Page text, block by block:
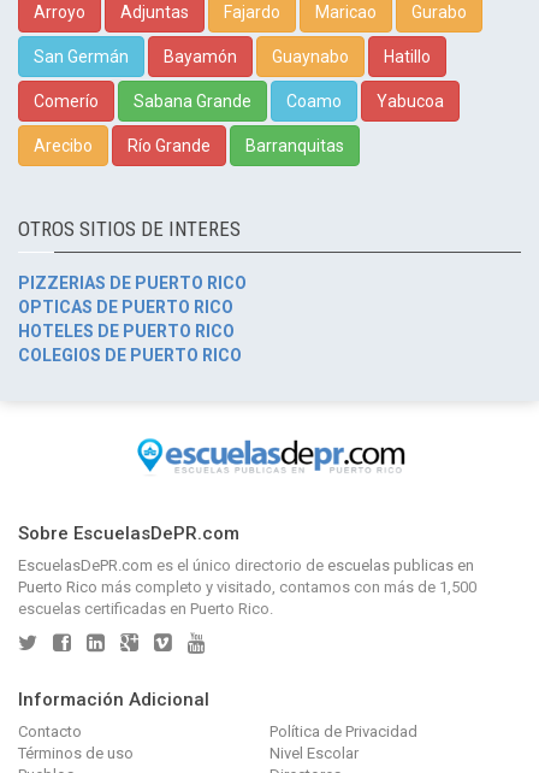
Arroyo Adjuntas Fajardo Maricao Gurabo
San Germán Bayamón Guaynabo Hatillo
Comerío Sabana Grande Coamo Yabucoa
Arecibo Río Grande Barranquitas
OTROS SITIOS DE INTERES
PIZZERIAS DE PUERTO RICO
OPTICAS DE PUERTO RICO
HOTELES DE PUERTO RICO
COLEGIOS DE PUERTO RICO
Sobre EscuelasDePR.com
EscuelasDePR.com es el único directorio de escuelas publicas en
Puerto Rico más completo y visitado, contamos con más de 1,500
escuelas certificadas en Puerto Rico.
Información Adicional
Contacto
Política de Privacidad
Términos de uso
Nivel Escolar